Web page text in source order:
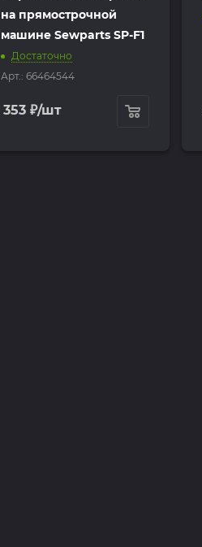
на прямострочной
машине Sewparts SP-F1
Достаточно
Арт.: 66464544
353₽/шт